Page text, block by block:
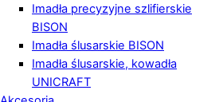
Imadła precyzyjne szlifierskie
BISON
Imadła ślusarskie BISON
Imadła ślusarskie, kowadła
UNICRAFT